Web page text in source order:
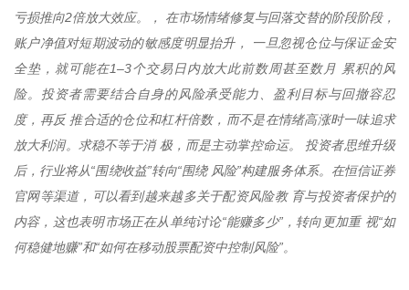
亏损推向2倍放大效应。， 在市场情绪修复与回落交替的阶段阶段，
账户净值对短期波动的敏感度明显抬升， 一旦忽视仓位与保证金安
全垫，就可能在1–3个交易日内放大此前数周甚至数月 累积的风
险。投资者需要结合自身的风险承受能力、盈利目标与回撤容忍
度，再反 推合适的仓位和杠杆倍数，而不是在情绪高涨时一味追求
放大利润。求稳不等于消 极，而是主动掌控命运。 投资者思维升级
后，行业将从“围绕收益”转向“围绕 风险”构建服务体系。在恒信证券
官网等渠道，可以看到越来越多关于配资风险教 育与投资者保护的
内容，这也表明市场正在从单纯讨论“能赚多少”，转向更加重 视“如
何稳健地赚”和“如何在移动股票配资中控制风险”。